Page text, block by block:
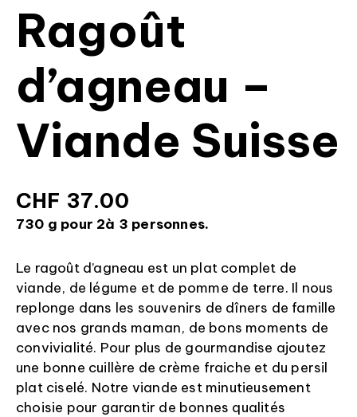
Ragoût
d’agneau –
Viande Suisse
CHF 37.00
730 g pour 2à 3 personnes.
Le ragoût d’agneau est un plat complet de
viande, de légume et de pomme de terre. Il nous
replonge dans les souvenirs de dîners de famille
avec nos grands maman, de bons moments de
convivialité. Pour plus de gourmandise ajoutez
une bonne cuillère de crème fraiche et du persil
plat ciselé. Notre viande est minutieusement
choisie pour garantir de bonnes qualités